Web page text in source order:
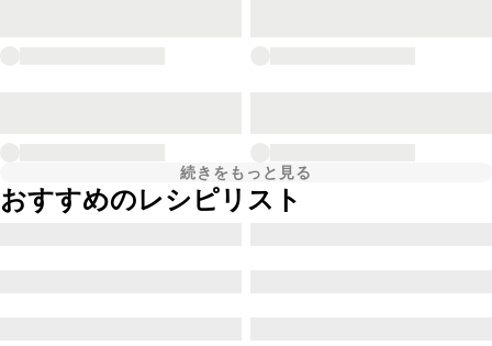
続きをもっと見る
おすすめのレシピリスト